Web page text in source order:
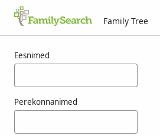
Family Tree
Eesnimed
Perekonnanimed